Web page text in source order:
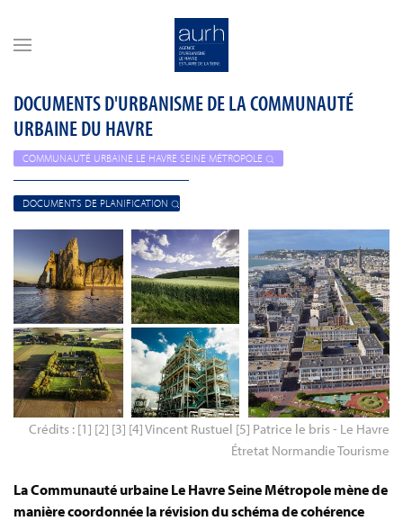
DOCUMENTS D'URBANISME DE LA COMMUNAUTÉ
URBAINE DU HAVRE
COMMUNAUTÉ URBAINE LE HAVRE SEINE MÉTROPOLE
DOCUMENTS DE PLANIFICATION
Crédits : [1] [2] [3] [4] Vincent Rustuel [5] Patrice le bris - Le Havre
Étretat Normandie Tourisme
La Communauté urbaine Le Havre Seine Métropole mène de
manière coordonnée la révision du schéma de cohérence